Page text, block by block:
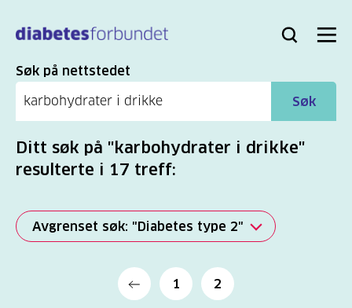
hovedinnhold
Bli
Logg
Søk Meny
Søk
Søk på nettstedet
Søk
Ditt søk på "karbohydrater i drikke"
resulterte i 17 treff:
Avgrenset søk: "Diabetes type 2"
1 2